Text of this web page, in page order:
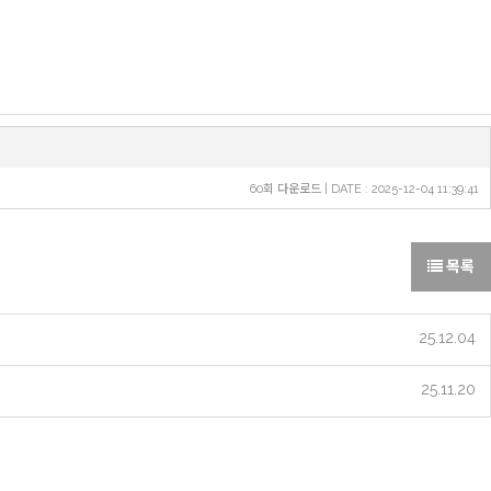
60회 다운로드 | DATE : 2025-12-04 11:39:41
목록
25.12.04
25.11.20